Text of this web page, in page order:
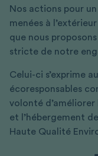
Nos actions pour
menées à
que nous
stricte de notre
Celui-ci s’exprime
écoresponsables
volonté
et l’hébergement
Haute Qualité